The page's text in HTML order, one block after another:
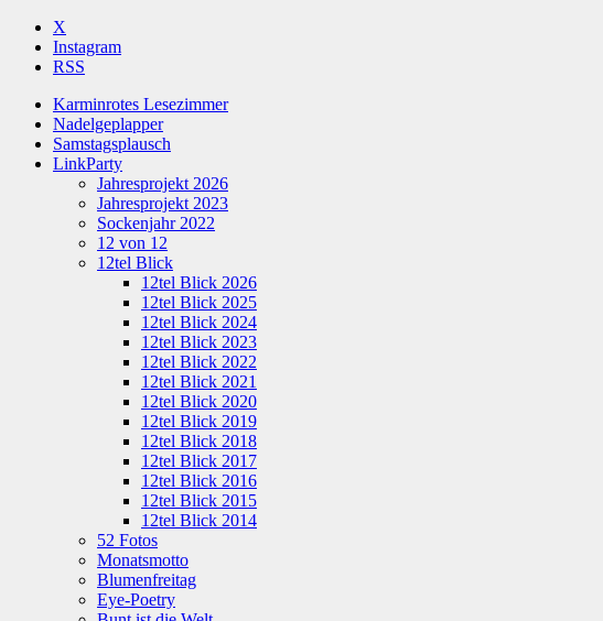
X
Instagram
RSS
Karminrotes Lesezimmer
Nadelgeplapper
Samstagsplausch
LinkParty
Jahresprojekt 2026
Jahresprojekt 2023
Sockenjahr 2022
12 von 12
12tel Blick
12tel Blick 2026
12tel Blick 2025
12tel Blick 2024
12tel Blick 2023
12tel Blick 2022
12tel Blick 2021
12tel Blick 2020
12tel Blick 2019
12tel Blick 2018
12tel Blick 2017
12tel Blick 2016
12tel Blick 2015
12tel Blick 2014
52 Fotos
Monatsmotto
Blumenfreitag
Eye-Poetry